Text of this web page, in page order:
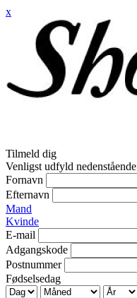
x
Tilmeld dig
Venligst udfyld nedenstående
Fornavn
Efternavn
Mand
Kvinde
E-mail
Adgangskode
Postnummer
Fødselsedag